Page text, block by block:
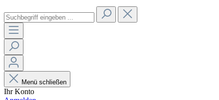
Menü schließen
Ihr Konto